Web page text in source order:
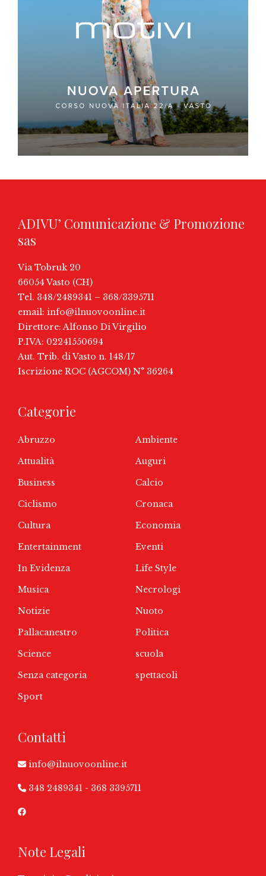
ADIVU’ Comunicazione & Promozione
sas
Via Tobruk 20
66054 Vasto (CH)
Tel. 348/2489341 – 368/3395711
email: info@ilnuovoonline.it
Direttore: Alfonso Di Virgilio
P.IVA: 02241550694
Aut. Trib. di Vasto n. 148/17
Iscrizione ROC (AGCOM) N° 36264
Categorie
Abruzzo
Ambiente
Attualità
Auguri
Business
Calcio
Ciclismo
Cronaca
Cultura
Economia
Entertainment
Eventi
In Evidenza
Life Style
Musica
Necrologi
Notizie
Nuoto
Pallacanestro
Politica
Science
scuola
Senza categoria
spettacoli
Sport
Contatti
info@ilnuovoonline.it
348 2489341 - 368 3395711
Note Legali